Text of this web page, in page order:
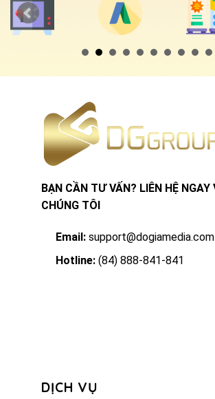
BẠN CẦN TƯ VẤN? LIÊN HỆ NGAY
CHÚNG TÔI
Email: support@dogiamedia.com
Hotline: (84) 888-841-841
DỊCH VỤ